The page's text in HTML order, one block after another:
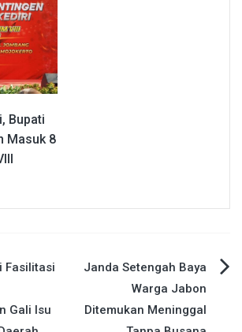
Bupati
Masuk 8
Fasilitasi
Gali Isu
Janda Setengah Baya
Warga Jabon
Ditemukan Meninggal